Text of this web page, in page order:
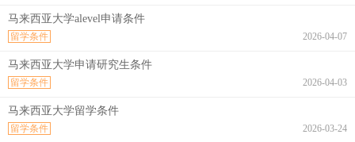
马来西亚大学alevel申请条件
2026-04-07
留学条件
马来西亚大学申请研究生条件
2026-04-03
留学条件
马来西亚大学留学条件
2026-03-24
留学条件